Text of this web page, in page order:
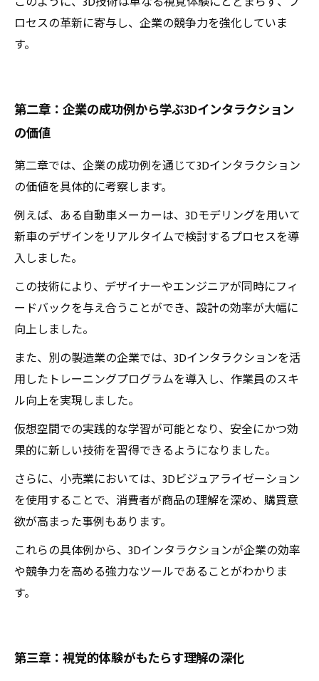
ロセスの革新に寄与し、企業の競争力を強化していま
す。
第二章：企業の成功例から学ぶ3Dインタラクション
の価値
第二章では、企業の成功例を通じて3Dインタラクション
の価値を具体的に考察します。
例えば、ある自動車メーカーは、3Dモデリングを用いて
新車のデザインをリアルタイムで検討するプロセスを導
入しました。
この技術により、デザイナーやエンジニアが同時にフィ
ードバックを与え合うことができ、設計の効率が大幅に
向上しました。
また、別の製造業の企業では、3Dインタラクションを活
用したトレーニングプログラムを導入し、作業員のスキ
ル向上を実現しました。
仮想空間での実践的な学習が可能となり、安全にかつ効
果的に新しい技術を習得できるようになりました。
さらに、小売業においては、3Dビジュアライゼーション
を使用することで、消費者が商品の理解を深め、購買意
欲が高まった事例もあります。
これらの具体例から、3Dインタラクションが企業の効率
や競争力を高める強力なツールであることがわかりま
す。
第三章：視覚的体験がもたらす理解の深化